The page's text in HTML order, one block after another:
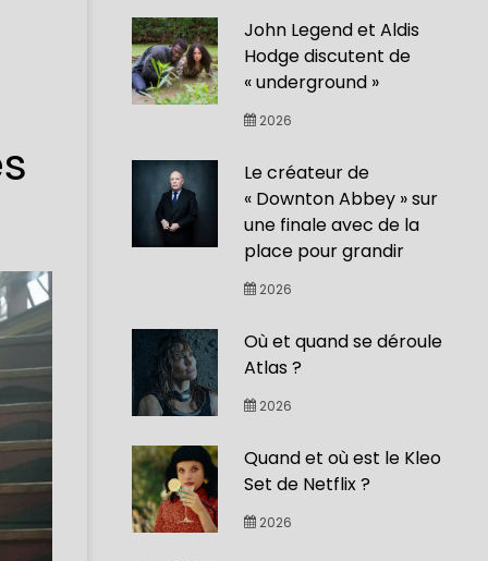
John Legend et Aldis
Hodge discutent de
« underground »
2026
Le créateur de
« Downton Abbey » sur
une finale avec de la
place pour grandir
2026
Où et quand se déroule
Atlas ?
2026
Quand et où est le Kleo
Set de Netflix ?
2026